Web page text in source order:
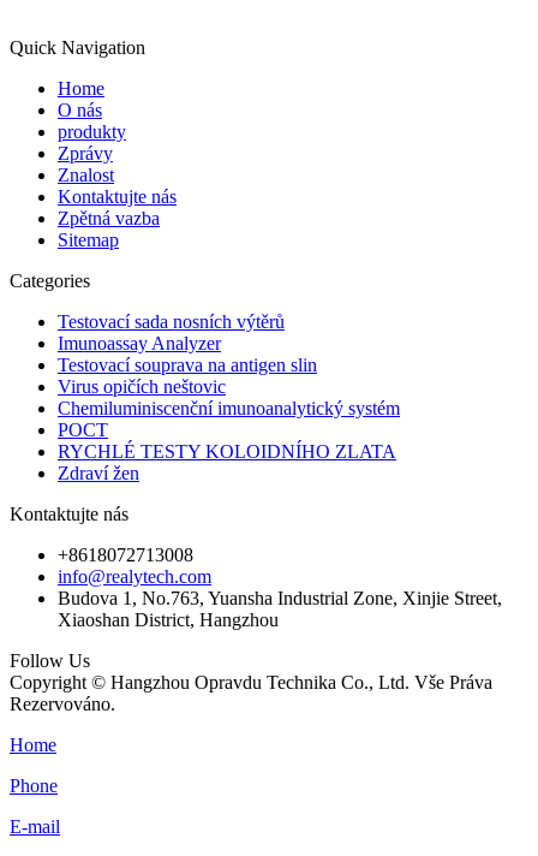
Quick Navigation
Home
O nás
produkty
Zprávy
Znalost
Kontaktujte nás
Zpětná vazba
Sitemap
Categories
Testovací sada nosních výtěrů
Imunoassay Analyzer
Testovací souprava na antigen slin
Virus opičích neštovic
Chemiluminiscenční imunoanalytický systém
POCT
RYCHLÉ TESTY KOLOIDNÍHO ZLATA
Zdraví žen
Kontaktujte nás
+8618072713008
info@realytech.com
Budova 1, No.763, Yuansha Industrial Zone, Xinjie Street,
Xiaoshan District, Hangzhou
Follow Us
Copyright © Hangzhou Opravdu Technika Co., Ltd. Vše Práva
Rezervováno.
Home
Phone
E-mail